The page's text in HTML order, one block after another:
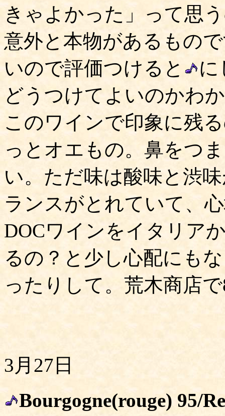
きゃよかった」って思
意外と本物があるもの
いので評価つけると
に
どうつけてよいのかわ
このワインで印象に残
っとオエもの。鼻をつ
い。ただ味は酸味と渋
ランスがとれていて、
DOCワインをイタリア
るの？と少し心配にも
ったりして。荒木商店
3月27日
Bourgogne(rouge) 95/